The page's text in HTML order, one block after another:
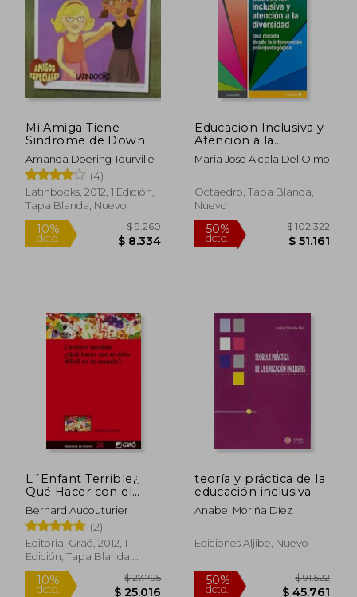
Mi Amiga Tiene
Sindrome de Down
Amanda Doering Tourville
(4)
Latinbooks, 2012, 1 Edición,
Tapa Blanda, Nuevo
Educacion Inclusiva y
Atencion a la
Diversidad: Una
Mirada Desde la
Psicopedagogica
Maria Jose Alcala Del Olmo
Octaedro, Tapa Blanda,
Nuevo
L´Enfant Terrible¿
Qué Hacer con el
Niño Difícil en la
Escuela?
Bernard Aucouturier
(2)
Editorial Graó, 2012, 1
Edición, Tapa Blanda,
Nuevo
teoría y práctica de la
educación inclusiva.
Anabel Moriña Díez
Ediciones Aljibe, Nuevo